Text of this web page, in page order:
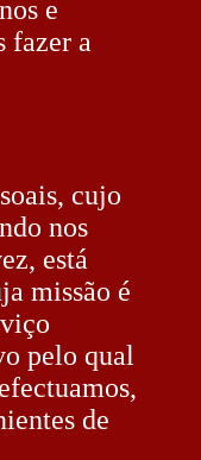
e
fazer a
cujo
nos
está
missão é
pelo qual
de